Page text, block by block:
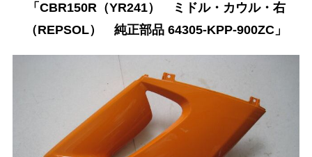
「CBR150R（YR241） ミドル・カウル・右
（REPSOL） 純正部品 64305-KPP-900ZC」